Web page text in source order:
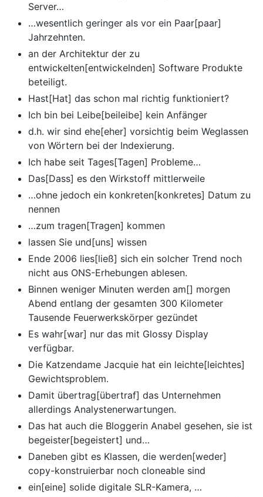
Server…
…wesentlich geringer als vor ein Paar[paar]
Jahrzehnten.
an der Architektur der zu
entwickelten[entwickelnden] Software Produkte
beteiligt.
Hast[Hat] das schon mal richtig funktioniert?
Ich bin bei Leibe[beileibe] kein Anfänger
d.h. wir sind ehe[eher] vorsichtig beim Weglassen
von Wörtern bei der Indexierung.
Ich habe seit Tages[Tagen] Probleme…
Das[Dass] es den Wirkstoff mittlerweile
…ohne jedoch ein konkreten[konkretes] Datum zu
nennen
…zum tragen[Tragen] kommen
lassen Sie und[uns] wissen
Ende 2006 lies[ließ] sich ein solcher Trend noch
nicht aus ONS-Erhebungen ablesen.
Binnen weniger Minuten werden am[] morgen
Abend entlang der gesamten 300 Kilometer
Tausende Feuerwerkskörper gezündet
Es wahr[war] nur das mit Glossy Display
verfügbar.
Die Katzendame Jacquie hat ein leichte[leichtes]
Gewichtsproblem.
Damit übertrag[übertraf] das Unternehmen
allerdings Analystenerwartungen.
Das hat auch die Bloggerin Anabel gesehen, sie ist
begeister[begeistert] und…
Daneben gibt es Klassen, die werden[weder]
copy-konstruierbar noch cloneable sind
ein[eine] solide digitale SLR-Kamera, …